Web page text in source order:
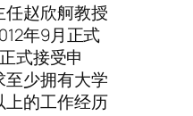
任赵欣舸教授
年9月正式
式接受申
少拥有大学
上的工作经历